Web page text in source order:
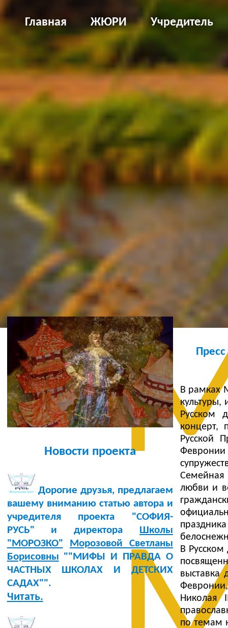
Главная ЖЮРИ Учредитель
Новости проекта
Дорогие друзья, предлагаем
вашему вниманию статью автора и
учредителя проекта "СОФИЯ-
РУСЬ" и директора Школы
"МОРОЗКО"
Морозовой Светланы
Борисовны ""МИФЫ И ПРАВДА О
ЧАСТНЫХ ШКОЛАХ И ДЕТСКИХ
САДАХ"".
Читать.
В рамках
культуры,
Русском
концерт,
Русской
Семейная
любви и
В
выставка
Николая
по темам